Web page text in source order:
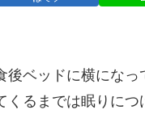
後ベッドに横にな
るまでは眠りにつ